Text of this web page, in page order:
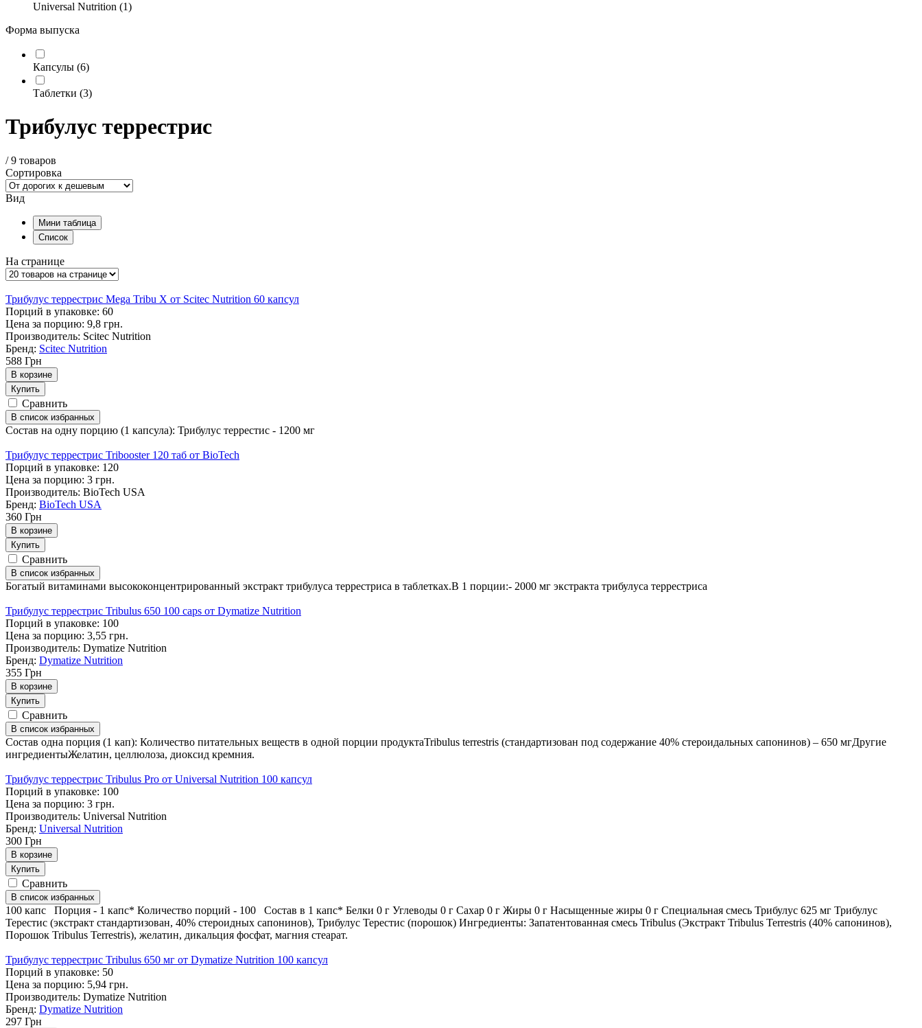
Universal Nutrition (1)
Форма выпуска
Капсулы (6)
Таблетки (3)
Трибулус террестрис
/ 9 товаров
Сортировка
Вид
Мини таблица
Список
На странице
Трибулус террестрис Mega Tribu X от Scitec Nutrition 60 капсул
Порций в упаковке: 60
Цена за порцию: 9,8 грн.
Производитель: Scitec Nutrition
Бренд: Scitec Nutrition
588 Грн
В корзине
Купить
Сравнить
В список избранных
Состав на одну порцию (1 капсула): Трибулус террестис - 1200 мг
Трибулус террестрис Tribooster 120 таб от BioTech
Порций в упаковке: 120
Цена за порцию: 3 грн.
Производитель: BioTech USA
Бренд: BioTech USA
360 Грн
В корзине
Купить
Сравнить
В список избранных
Богатый витаминами высококонцентрированный экстракт трибулуса террестриса в таблетках.В 1 порции:- 2000 мг экстракта трибулуса террестриса
Трибулус террестрис Tribulus 650 100 caps от Dymatize Nutrition
Порций в упаковке: 100
Цена за порцию: 3,55 грн.
Производитель: Dymatize Nutrition
Бренд: Dymatize Nutrition
355 Грн
В корзине
Купить
Сравнить
В список избранных
Состав одна порция (1 кап): Количество питательных веществ в одной порции продуктаTribulus terrestris (стандартизован под содержание 40% стероидальных сапонинов) – 650 мгДругие
ингредиентыЖелатин, целлюлоза, диоксид кремния.
Трибулус террестрис Tribulus Pro от Universal Nutrition 100 капсул
Порций в упаковке: 100
Цена за порцию: 3 грн.
Производитель: Universal Nutrition
Бренд: Universal Nutrition
300 Грн
В корзине
Купить
Сравнить
В список избранных
100 капс Порция - 1 капс* Количество порций - 100 Состав в 1 капс* Белки 0 г Углеводы 0 г Сахар 0 г Жиры 0 г Насыщенные жиры 0 г Специальная смесь Трибулус 625 мг Трибулус
Терестис (экстракт стандартизован, 40% стероидных сапонинов), Трибулус Терестис (порошок) Ингредиенты: Запатентованная смесь Tribulus (Экстракт Tribulus Terrestris (40% сапонинов),
Порошок Tribulus Terrestris), желатин, дикальция фосфат, магния стеарат.
Трибулус террестрис Tribulus 650 мг от Dymatize Nutrition 100 капсул
Порций в упаковке: 50
Цена за порцию: 5,94 грн.
Производитель: Dymatize Nutrition
Бренд: Dymatize Nutrition
297 Грн